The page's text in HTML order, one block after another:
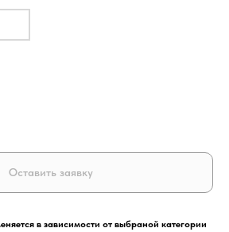
Оставить заявку
в зависимости от выбраной категории